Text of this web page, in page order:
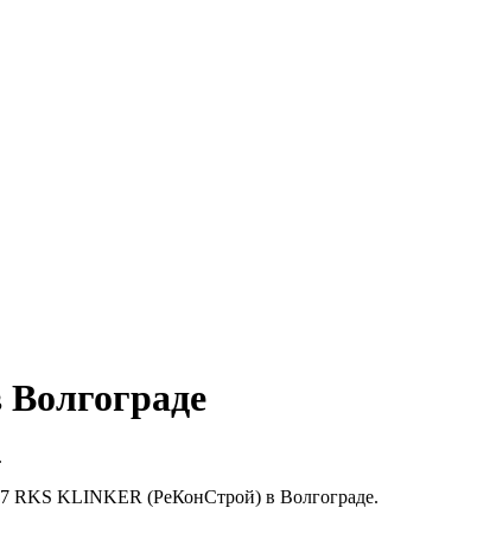
RKS KLINKER (РеКонСтрой) в Волгограде.